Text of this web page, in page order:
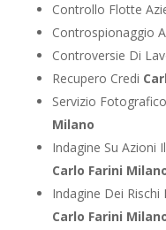
Controllo Flotte
Controspionaggio
Controversie Di
Recupero Credi
Servizio
Milano
Indagine Su Azioni
Carlo Farini
Indagine Dei Rischi
Carlo Farini